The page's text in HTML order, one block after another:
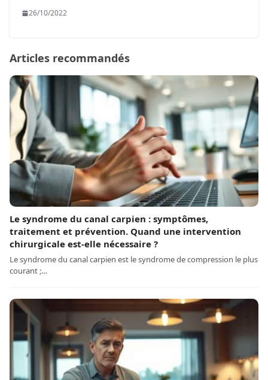
26/10/2022
Articles recommandés
Le syndrome du canal carpien : symptômes,
traitement et prévention. Quand une intervention
chirurgicale est-elle nécessaire ?
Le syndrome du canal carpien est le syndrome de compression le plus
courant ;…